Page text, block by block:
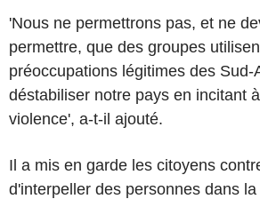
'Nous ne permettrons pas, et ne
permettre, que des groupes
préoccupations légitimes des Sud-
déstabiliser notre pays en incitant
violence', a-t-il ajouté.
Il a mis en garde les citoyens
d'interpeller des personnes dans